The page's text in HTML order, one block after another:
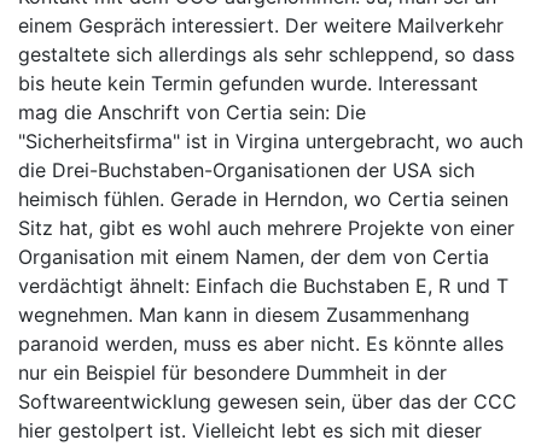
einem Gespräch interessiert. Der weitere Mailverkehr
gestaltete sich allerdings als sehr schleppend, so dass
bis heute kein Termin gefunden wurde. Interessant
mag die Anschrift von Certia sein: Die
"Sicherheitsfirma" ist in Virgina untergebracht, wo auch
die Drei-Buchstaben-Organisationen der USA sich
heimisch fühlen. Gerade in Herndon, wo Certia seinen
Sitz hat, gibt es wohl auch mehrere Projekte von einer
Organisation mit einem Namen, der dem von Certia
verdächtigt ähnelt: Einfach die Buchstaben E, R und T
wegnehmen. Man kann in diesem Zusammenhang
paranoid werden, muss es aber nicht. Es könnte alles
nur ein Beispiel für besondere Dummheit in der
Softwareentwicklung gewesen sein, über das der CCC
hier gestolpert ist. Vielleicht lebt es sich mit dieser